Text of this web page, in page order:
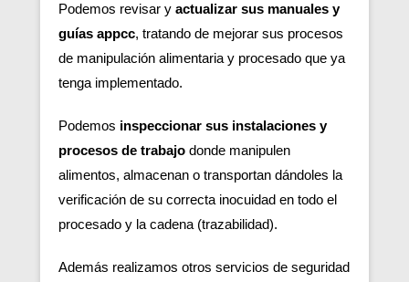
Podemos revisar y actualizar sus manuales y
guías appcc, tratando de mejorar sus procesos
de manipulación alimentaria y procesado que ya
tenga implementado.
Podemos inspeccionar sus instalaciones y
procesos de trabajo donde manipulen
alimentos, almacenan o transportan dándoles la
verificación de su correcta inocuidad en todo el
procesado y la cadena (trazabilidad).
Además realizamos otros servicios de seguridad